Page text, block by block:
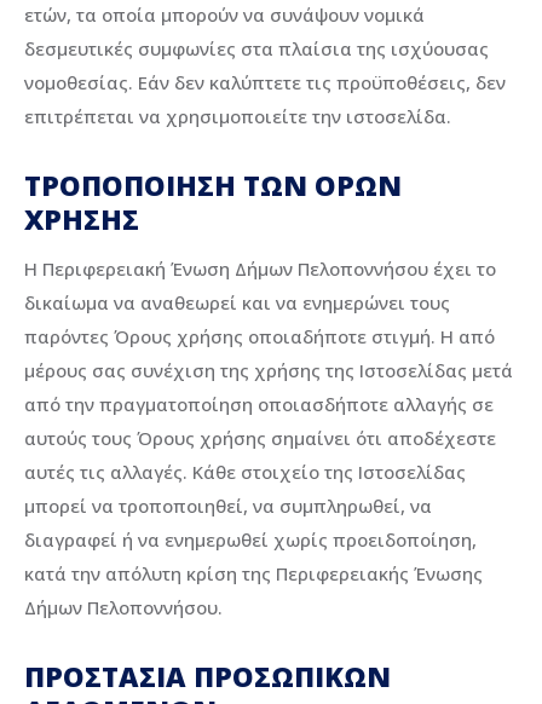
ετών, τα οποία μπορούν να συνάψουν νομικά
δεσμευτικές συμφωνίες στα πλαίσια της ισχύουσας
νομοθεσίας. Εάν δεν καλύπτετε τις προϋποθέσεις, δεν
επιτρέπεται να χρησιμοποιείτε την ιστοσελίδα.
ΤΡΟΠΟΠΟΙΗΣΗ ΤΩΝ ΟΡΩΝ
ΧΡΗΣΗΣ
Η Περιφερειακή Ένωση Δήμων Πελοποννήσου έχει το
δικαίωμα να αναθεωρεί και να ενημερώνει τους
παρόντες Όρους χρήσης οποιαδήποτε στιγμή. Η από
μέρους σας συνέχιση της χρήσης της Ιστοσελίδας μετά
από την πραγματοποίηση οποιασδήποτε αλλαγής σε
αυτούς τους Όρους χρήσης σημαίνει ότι αποδέχεστε
αυτές τις αλλαγές. Κάθε στοιχείο της Ιστοσελίδας
μπορεί να τροποποιηθεί, να συμπληρωθεί, να
διαγραφεί ή να ενημερωθεί χωρίς προειδοποίηση,
κατά την απόλυτη κρίση της Περιφερειακής Ένωσης
Δήμων Πελοποννήσου.
ΠΡΟΣΤΑΣΙΑ ΠΡΟΣΩΠΙΚΩΝ